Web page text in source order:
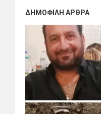
ΔΗΜΟΦΙΛΉ ΆΡΘΡΑ